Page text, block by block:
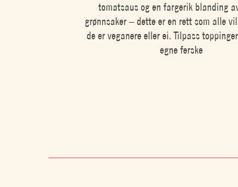
tomatsaus og en fargerik blanding
grønnsaker – dette er en rett som alle
de er veganere eller ei. Tilpass
egne ferske